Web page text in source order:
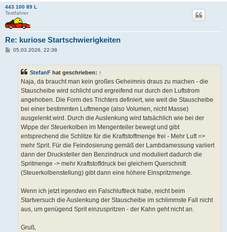
443 100 89 L
Testfahrer
Re: kuriose Startschwierigkeiten
B05.03.2026, 22:38
StefanF hat geschrieben: ↑
Naja, da braucht man kein großes Geheimnis draus zu machen - die
Stauscheibe wird schlicht und ergreifend nur durch den Luftstrom
angehoben. Die Form des Trichters definiert, wie weit die Stauscheibe
bei einer bestimmten Luftmenge (also Volumen, nicht Masse)
ausgelenkt wird. Durch die Auslenkung wird tatsächlich wie bei der
Wippe der Steuerkolben im Mengenteiler bewegt und gibt
entsprechend die Schlitze für die Kraftstoffmenge frei - Mehr Luft =>
mehr Sprit. Für die Feindosierung gemäß der Lambdamessung variiert
dann der Drucksteller den Benzindruck und moduliert dadurch die
Spritmenge -> mehr Kraftstoffdruck bei gleichem Querschnitt
(Steuerkolbenstellung) gibt dann eine höhere Einspritzmenge.
Wenn ich jetzt irgendwo ein Falschluftleck habe, reicht beim
Startversuch die Auslenkung der Stauscheibe im schlimmste Fall nicht
aus, um genügend Sprit einzuspritzen - der Kahn geht nicht an.
Gruß,